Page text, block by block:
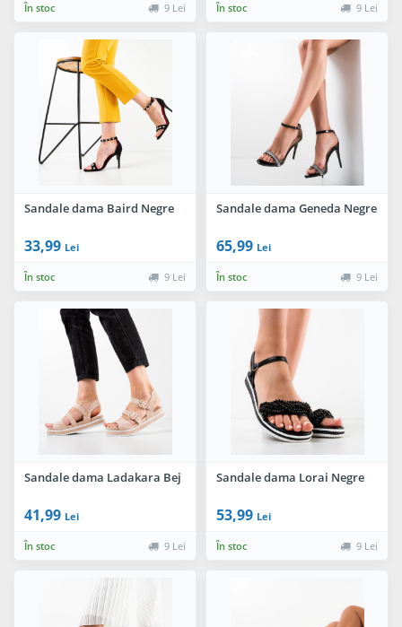
În stoc 9 Lei În stoc 9 Lei
Sandale dama Baird Negre
33,99 Lei
În stoc 9 Lei
Sandale dama Geneda Negre
65,99 Lei
În stoc 9 Lei
Sandale dama Ladakara Bej
41,99 Lei
În stoc 9 Lei
Sandale dama Lorai Negre
53,99 Lei
În stoc 9 Lei